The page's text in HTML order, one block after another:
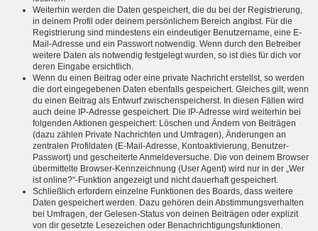
Weiterhin werden die Daten gespeichert, die du bei der Registrierung,
in deinem Profil oder deinem persönlichem Bereich angibst. Für die
Registrierung sind mindestens ein eindeutiger Benutzername, eine E-
Mail-Adresse und ein Passwort notwendig. Wenn durch den Betreiber
weitere Daten als notwendig festgelegt wurden, so ist dies für dich vor
deren Eingabe ersichtlich.
Wenn du einen Beitrag oder eine private Nachricht erstellst, so werden
die dort eingegebenen Daten ebenfalls gespeichert. Gleiches gilt, wenn
du einen Beitrag als Entwurf zwischenspeicherst. In diesen Fällen wird
auch deine IP-Adresse gespeichert. Die IP-Adresse wird weiterhin bei
folgenden Aktionen gespeichert: Löschen und Ändern von Beiträgen
(dazu zählen Private Nachrichten und Umfragen), Änderungen an
zentralen Profildaten (E-Mail-Adresse, Kontoaktivierung, Benutzer-
Passwort) und gescheiterte Anmeldeversuche. Die von deinem Browser
übermittelte Browser-Kennzeichnung (User Agent) wird nur in der „Wer
ist online?“-Funktion angezeigt und nicht dauerhaft gespeichert.
Schließlich erfordern einzelne Funktionen des Boards, dass weitere
Daten gespeichert werden. Dazu gehören dein Abstimmungsverhalten
bei Umfragen, der Gelesen-Status von deinen Beiträgen oder explizit
von dir gesetzte Lesezeichen oder Benachrichtigungsfunktionen.